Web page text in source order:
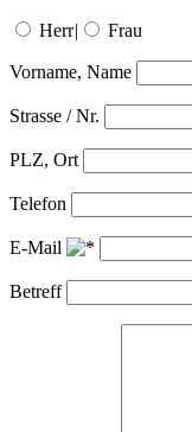
Herr| Frau
Vorname, Name
Strasse / Nr.
PLZ, Ort
Telefon
E-Mail
Betreff